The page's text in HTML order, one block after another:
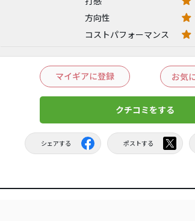
方向性
コストパフォーマンス
マイギアに登録 お気
クチコミをする
シェアする ポストする